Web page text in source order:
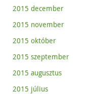
2015 december
2015 november
2015 október
2015 szeptember
2015 augusztus
2015 július